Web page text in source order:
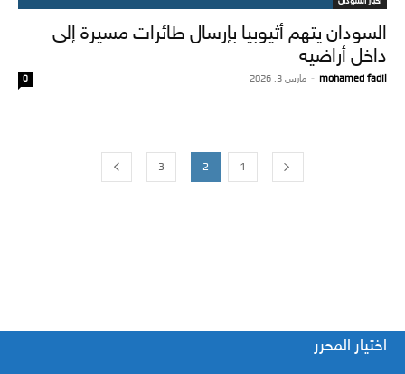
السودان يتهم أثيوبيا بإرسال طائرات مسيرة إلى
داخل أراضيه
mohamed fadil
- مارس 3, 2026 0
1
2
3
اختيار المحرر